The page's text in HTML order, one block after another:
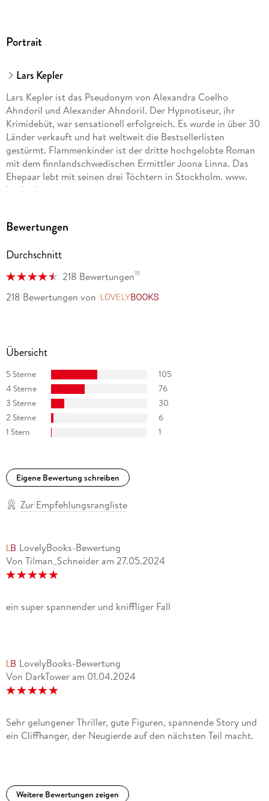
Portrait
Lars Kepler
Lars Kepler ist das Pseudonym von Alexandra Coelho
Ahndoril und Alexander Ahndoril. Der Hypnotiseur, ihr
Krimidebüt, war sensationell erfolgreich. Es wurde in über 30
Länder verkauft und hat weltweit die Bestsellerlisten
gestürmt. Flammenkinder ist der dritte hochgelobte Roman
mit dem finnlandschwedischen Ermittler Joona Linna. Das
Ehepaar lebt mit seinen drei Töchtern in Stockholm. www.
larskepler. com
Bewertungen
Durchschnitt
218 Bewertungen15
218 Bewertungen von
Übersicht
5 Sterne
105
4 Sterne
76
3 Sterne
30
2 Sterne
6
1 Stern
1
Eigene Bewertung schreiben
Zur Empfehlungsrangliste
LovelyBooks-Bewertung
Von Tilman_Schneider am 27.05.2024
ein super spannender und kniffliger Fall
LovelyBooks-Bewertung
Von DarkTower am 01.04.2024
Sehr gelungener Thriller, gute Figuren, spannende Story und
ein Cliffhanger, der Neugierde auf den nächsten Teil macht.
Weitere Bewertungen zeigen